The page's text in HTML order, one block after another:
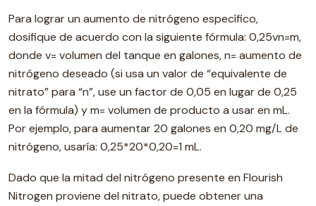
Para lograr un aumento de nitrógeno específico,
dosifique de acuerdo con la siguiente fórmula: 0,25vn=m,
donde v= volumen del tanque en galones, n= aumento de
nitrógeno deseado (si usa un valor de “equivalente de
nitrato” para “n”, use un factor de 0,05 en lugar de 0,25
en la fórmula) y m= volumen de producto a usar en mL.
Por ejemplo, para aumentar 20 galones en 0,20 mg/L de
nitrógeno, usaría: 0,25*20*0,20=1 mL.
Dado que la mitad del nitrógeno presente en Flourish
Nitrogen proviene del nitrato, puede obtener una